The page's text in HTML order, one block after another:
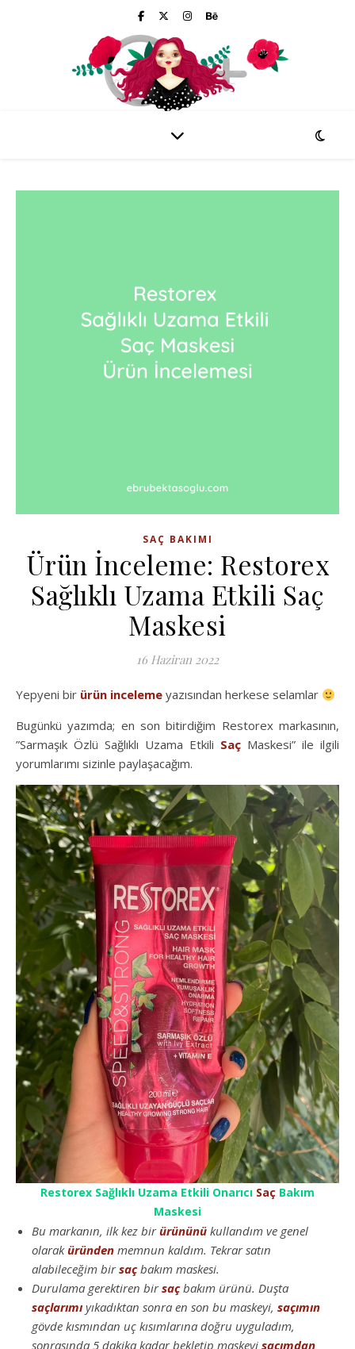
SAÇ BAKIMI
Ürün İnceleme: Restorex
Sağlıklı Uzama Etkili Saç
Maskesi
16 Haziran 2022
Yepyeni bir ürün inceleme yazısından herkese selamlar
Bugünkü yazımda; en son bitirdiğim Restorex markasının,
”Sarmaşık Özlü Sağlıklı Uzama Etkili Saç Maskesi” ile ilgili
yorumlarımı sizinle paylaşacağım.
Restorex Sağlıklı Uzama Etkili Onarıcı Saç Bakım
Maskesi
Bu markanın, ilk kez birürününü kullandım ve genel
olaraküründen memnun kaldım. Tekrar satın
alabileceğim birsaçbakım maskesi.
Durulama gerektiren birsaçbakım ürünü. Duşta
saçlarımıyıkadıktan sonra en son bu maskeyi, saçımın
gövde kısmından uç kısımlarına doğru uyguladım,
sonrasında 5 dakika kadar bekletip maskeyi saçımdan